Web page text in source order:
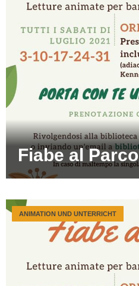
Fiabe al Parco
ANIMATION UND UNTERRICHT